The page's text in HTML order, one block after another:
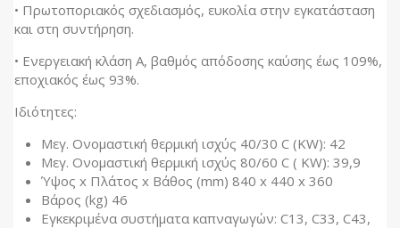
• Πρωτοποριακός σχεδιασμός, ευκολία στην εγκατάσταση
και στη συντήρηση.
• Ενεργειακή κλάση Α, βαθμός απόδοσης καύσης έως 109%,
εποχιακός έως 93%.
Ιδιότητες:
Μεγ. Ονομαστική θερμική ισχύς 40/30 C (KW): 42
Μεγ. Ονομαστική θερμική ισχύς 80/60 C ( KW): 39,9
Ύψος x Πλάτος x Βάθος (mm) 840 x 440 x 360
Βάρος (kg) 46
Εγκεκριμένα συστήματα καπναγωγών: C13, C33, C43,